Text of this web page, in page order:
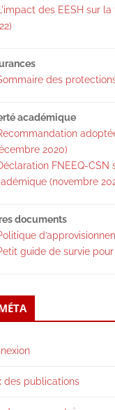
L'impact des EESH sur
des
académique
2020)
FNEEQ-CSN
(novembre
documents
guide de survie
des publications